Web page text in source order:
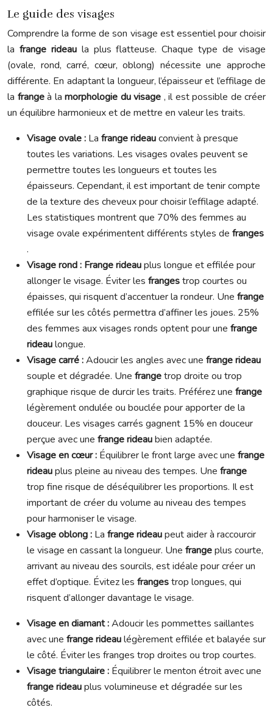
Le guide des visages
Comprendre la forme de son visage est essentiel pour choisir
la frange rideau la plus flatteuse. Chaque type de visage
(ovale, rond, carré, cœur, oblong) nécessite une approche
différente. En adaptant la longueur, l’épaisseur et l’effilage de
la frangeà la morphologie du visage , il est possible de créer
un équilibre harmonieux et de mettre en valeur les traits.
Visage ovale : La frange rideauconvient à presque
toutes les variations. Les visages ovales peuvent se
permettre toutes les longueurs et toutes les
épaisseurs. Cependant, il est important de tenir compte
de la texture des cheveux pour choisir l’effilage adapté.
Les statistiques montrent que 70% des femmes au
visage ovale expérimentent différents styles de franges
.
Visage rond : Frange rideauplus longue et effilée pour
allonger le visage. Éviter les frangestrop courtes ou
épaisses, qui risquent d’accentuer la rondeur. Une frange
effilée sur les côtés permettra d’affiner les joues. 25%
des femmes aux visages ronds optent pour une frange
rideaulongue.
Visage carré :Adoucir les angles avec une frange rideau
souple et dégradée. Une frangetrop droite ou trop
graphique risque de durcir les traits. Préférez une frange
légèrement ondulée ou bouclée pour apporter de la
douceur. Les visages carrés gagnent 15% en douceur
perçue avec une frange rideaubien adaptée.
Visage en cœur : Équilibrer le front large avec une frange
rideauplus pleine au niveau des tempes. Une frange
trop fine risque de déséquilibrer les proportions. Il est
important de créer du volume au niveau des tempes
pour harmoniser le visage.
Visage oblong : La frange rideaupeut aider à raccourcir
le visage en cassant la longueur. Une frangeplus courte,
arrivant au niveau des sourcils, est idéale pour créer un
effet d’optique. Évitez les frangestrop longues, qui
risquent d’allonger davantage le visage.
Visage en diamant :Adoucir les pommettes saillantes
avec une frange rideaulégèrement effilée et balayée sur
le côté. Éviter les franges trop droites ou trop courtes.
Visage triangulaire : Équilibrer le menton étroit avec une
frange rideauplus volumineuse et dégradée sur les
côtés.